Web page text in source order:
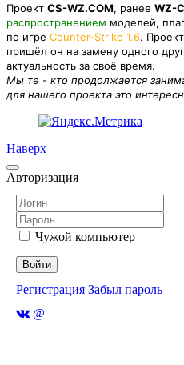
Проект CS-WZ.COM, ранее WZ-
распространением моделей,
по игре Counter-Strike 1.6.
пришёл он на замену одного
актуальность за своё время.
Мы те - кто продолжается
для нашего проекта это
Наверх
Авторизация
Чужой компьютер
Войти
Регистрация Забыл пароль
@